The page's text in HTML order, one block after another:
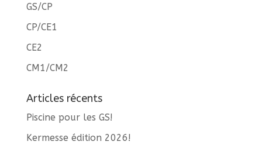
GS/CP
CP/CE1
CE2
CM1/CM2
Articles récents
Piscine pour les GS!
Kermesse édition 2026!